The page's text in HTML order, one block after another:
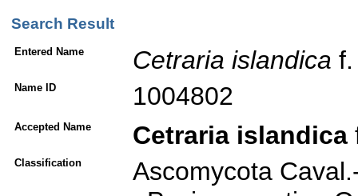
Search Result
Entered Name Cetraria islandica
Name ID 1004802
Accepted Name Cetraria islandica
Classification
Ascomycota